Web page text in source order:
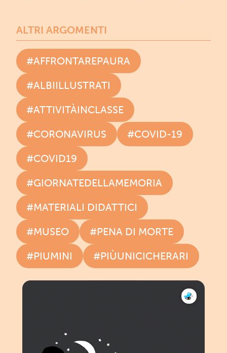
ALTRI ARGOMENTI
#AFFRONTAREPAURA
#ALBIILLUSTRATI
#ATTIVITÀINCLASSE
#CORONAVIRUS
#COVID-19
#COVID19
#GIORNATEDELLAMEMORIA
#MATERIALI DIDATTICI
#MUSEO
#PENA DI MORTE
#PIUMINI
#PIÙUNICICHERARI